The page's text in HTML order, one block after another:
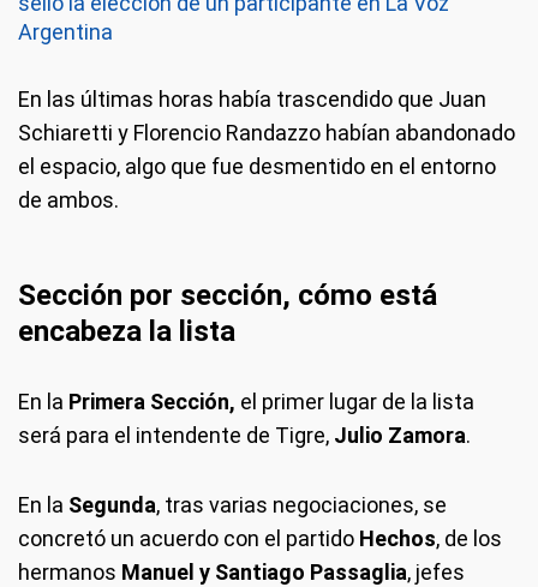
Argentina
En las últimas horas había trascendido que Juan
Schiaretti y Florencio Randazzo habían abandonado
el espacio, algo que fue desmentido en el entorno
de ambos.
Sección por sección, cómo está
encabeza la lista
En la Primera Sección, el primer lugar de la lista
será para el intendente de Tigre, Julio Zamora.
En la Segunda, tras varias negociaciones, se
concretó un acuerdo con el partido Hechos, de los
hermanos Manuel y Santiago Passaglia, jefes